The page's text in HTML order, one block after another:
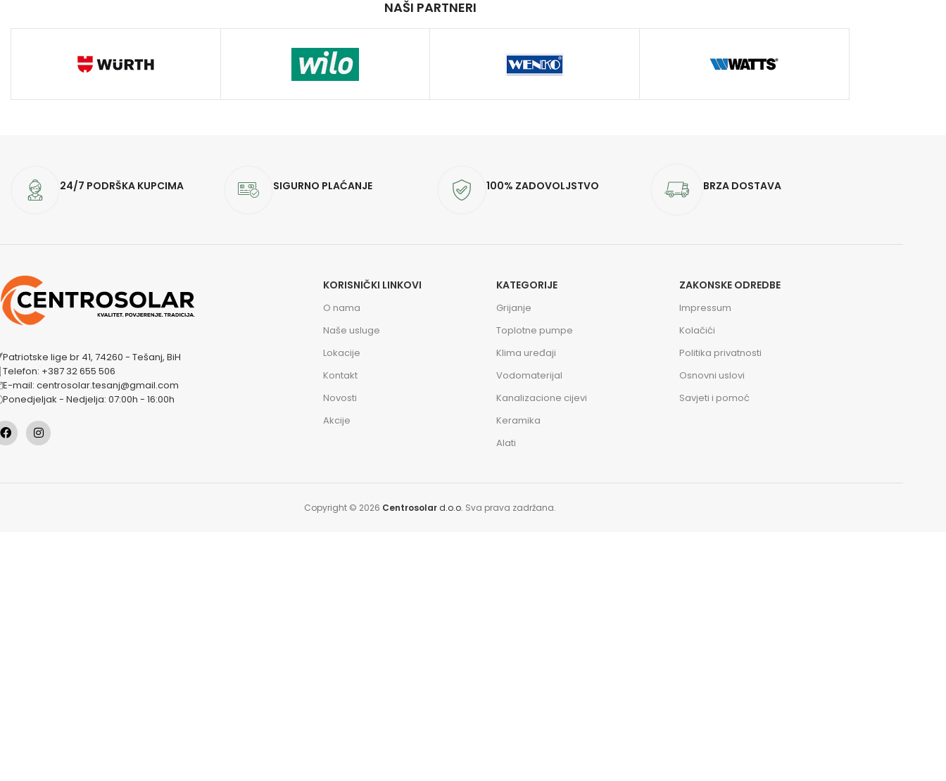
NAŠI PARTNERI
24/7 PODRŠKA KUPCIMA SIGURNO PLAĆANJE 100% ZADOVOLJSTVO BRZA DOSTAVA
Patriotske lige br 41, 74260 - Tešanj, BiH
Telefon: +387 32 655 506
E-mail: centrosolar.tesanj@gmail.com
Ponedjeljak - Nedjelja: 07:00h - 16:00h
KORISNIČKI LINKOVI
O nama
Naše usluge
Lokacije
Kontakt
Novosti
Akcije
KATEGORIJE
Grijanje
Toplotne pumpe
Klima uređaji
Vodomaterijal
Kanalizacione cijevi
Keramika
Alati
ZAKONSKE ODREDBE
Impressum
Kolačići
Politika privatnosti
Osnovni uslovi
Savjeti i pomoć
Copyright © 2026 Centrosolar d.o.o. Sva prava zadržana.